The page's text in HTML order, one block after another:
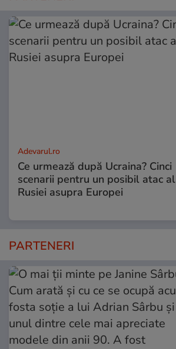
Adevarul.ro
Ce urmează după Ucraina? Cinci
scenarii pentru un posibil atac al
Rusiei asupra Europei
PARTENERI